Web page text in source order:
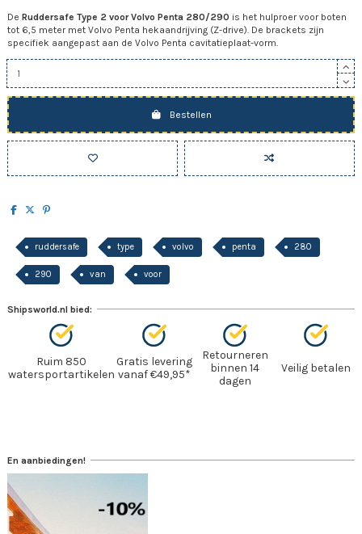
De Ruddersafe Type 2 voor Volvo Penta 280/290 is het hulproer voor boten
tot 6,5 meter met Volvo Penta hekaandrijving (Z-drive). De brackets zijn
specifiek aangepast aan de Volvo Penta cavitatieplaat-vorm.
Bestellen
ruddersafe type volvo penta 280
290 van voor
Shipsworld.nl bied:
Ruim 850
watersportartikelen
Gratis levering
vanaf €49,95*
Retourneren
binnen 14
dagen
Veilig betalen
En aanbiedingen!